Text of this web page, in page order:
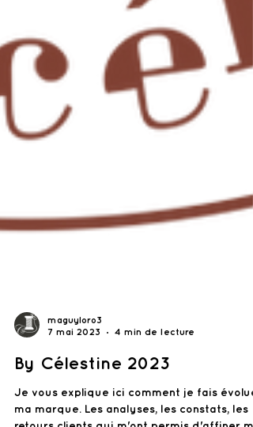
7 mai 2023
4 min de lecture
By Célestine 2023
Je vous explique ici comment je fais